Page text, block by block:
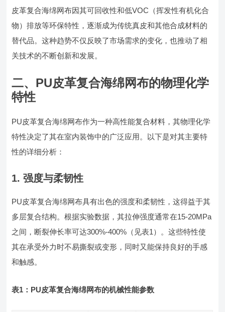
皮革复合海绵网布因其可回收性和低VOC（挥发性有机化合
物）排放等环保特性，逐渐成为传统真皮和其他合成材料的
替代品。这种趋势不仅反映了市场需求的变化，也推动了相
关技术的不断创新和发展。
二、PU皮革复合海绵网布的物理化学
特性
PU皮革复合海绵网布作为一种高性能复合材料，其物理化学
特性决定了其在室内装饰中的广泛应用。以下是对其主要特
性的详细分析：
1. 强度与柔韧性
PU皮革复合海绵网布具有出色的强度和柔韧性，这得益于其
多层复合结构。根据实验数据，其拉伸强度通常在15-20MPa
之间，断裂伸长率可达300%-400%（见表1）。这些特性使
其在承受外力时不易撕裂或变形，同时又能保持良好的手感
和触感。
表1：PU皮革复合海绵网布的机械性能参数